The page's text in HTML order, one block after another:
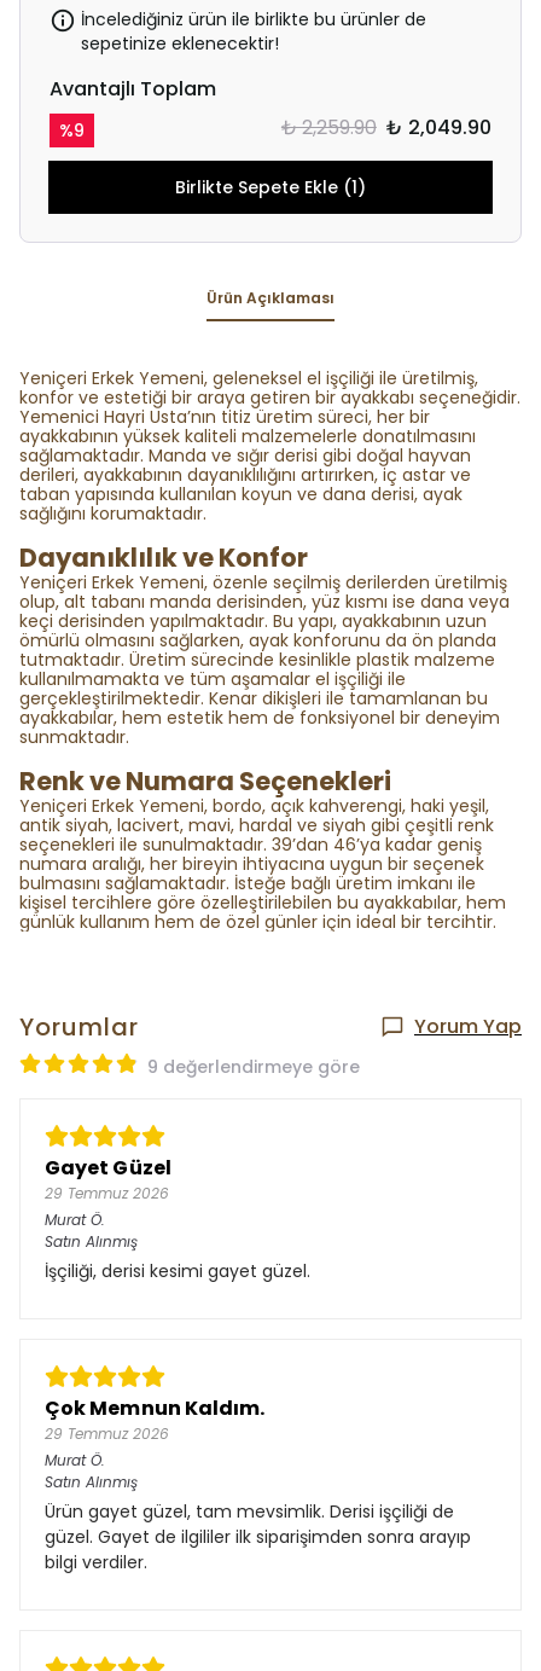
İncelediğiniz ürün ile birlikte bu ürünler de
sepetinize eklenecektir!
Avantajlı Toplam
%9 ₺ 2,259.90 ₺ 2,049.90
Birlikte Sepete Ekle (1)
Ürün Açıklaması
Yeniçeri Erkek Yemeni, geleneksel el işçiliği ile üretilmiş,
konfor ve estetiği bir araya getiren bir ayakkabı seçeneğidir.
Yemenici Hayri Usta’nın titiz üretim süreci, her bir
ayakkabının yüksek kaliteli malzemelerle donatılmasını
sağlamaktadır. Manda ve sığır derisi gibi doğal hayvan
derileri, ayakkabının dayanıklılığını artırırken, iç astar ve
taban yapısında kullanılan koyun ve dana derisi, ayak
sağlığını korumaktadır.
Dayanıklılık ve Konfor
Yeniçeri Erkek Yemeni, özenle seçilmiş derilerden üretilmiş
olup, alt tabanı manda derisinden, yüz kısmı ise dana veya
keçi derisinden yapılmaktadır. Bu yapı, ayakkabının uzun
ömürlü olmasını sağlarken, ayak konforunu da ön planda
tutmaktadır. Üretim sürecinde kesinlikle plastik malzeme
kullanılmamakta ve tüm aşamalar el işçiliği ile
gerçekleştirilmektedir. Kenar dikişleri ile tamamlanan bu
ayakkabılar, hem estetik hem de fonksiyonel bir deneyim
sunmaktadır.
Renk ve Numara Seçenekleri
Yeniçeri Erkek Yemeni, bordo, açık kahverengi, haki yeşil,
antik siyah, lacivert, mavi, hardal ve siyah gibi çeşitli renk
seçenekleri ile sunulmaktadır. 39’dan 46’ya kadar geniş
numara aralığı, her bireyin ihtiyacına uygun bir seçenek
bulmasını sağlamaktadır. İsteğe bağlı üretim imkanı ile
kişisel tercihlere göre özelleştirilebilen bu ayakkabılar, hem
günlük kullanım hem de özel günler için ideal bir tercihtir.
Yorumlar Yorum Yap
9 değerlendirmeye göre
Gayet Güzel
29 Temmuz 2026
Murat Ö.
Satın Alınmış
İşçiliği, derisi kesimi gayet güzel.
Çok Memnun Kaldım.
29 Temmuz 2026
Murat Ö.
Satın Alınmış
Ürün gayet güzel, tam mevsimlik. Derisi işçiliği de
güzel. Gayet de ilgililer ilk siparişimden sonra arayıp
bilgi verdiler.